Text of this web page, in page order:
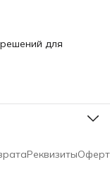
для
Реквизиты